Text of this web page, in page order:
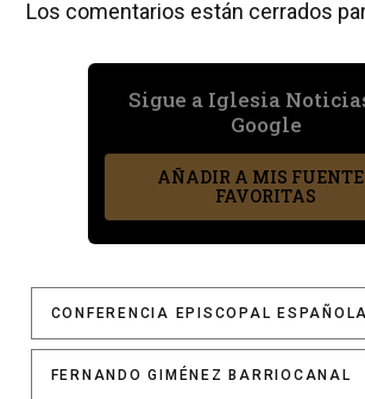
Los comentarios están cerrados
Sigue a Iglesia
Google
AÑADIR A MIS
FAVORITAS
CONFERENCIA EPISCOPAL ESPAÑOLA
FERNANDO GIMÉNEZ BARRIOCANAL